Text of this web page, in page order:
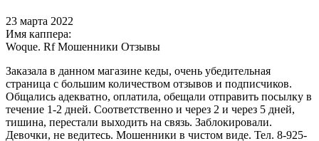
23 марта 2022
Имя каппера:
Woque. Rf Мошенники Отзывы
Заказала в данном магазине кеды, очень убедительная
страница с большим количеством отзывов и подписчиков.
Общались адекватно, оплатила, обещали отправить посылку в
течение 1-2 дней. Соответственно и через 2 и через 5 дней,
тишина, перестали выходить на связь. Заблокировали.
Девочки, не ведитесь. Мошенники в чистом виде. Тел. 8-925-